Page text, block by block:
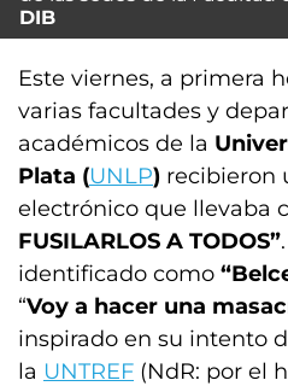
DIB
Este viernes, a primera
varias facultades y
académicos de la
Plata (UNLP) recibieron
electrónico que llevaba
FUSILARLOS A TODOS”
identificado como
“Voy a hacer una
inspirado en su intento
la UNTREF (NdR: por el